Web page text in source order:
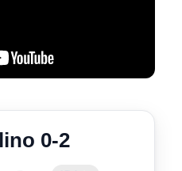
0-2